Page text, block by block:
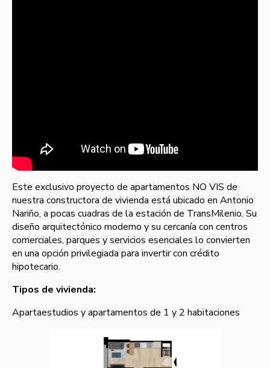
Este exclusivo proyecto de apartamentos NO VIS de
nuestra constructora de vivienda está ubicado en Antonio
Nariño, a pocas cuadras de la estación de TransMilenio. Su
diseño arquitectónico moderno y su cercanía con centros
comerciales, parques y servicios esenciales lo convierten
en una opción privilegiada para invertir con crédito
hipotecario.
Tipos de vivienda:
Apartaestudios y apartamentos de 1 y 2 habitaciones